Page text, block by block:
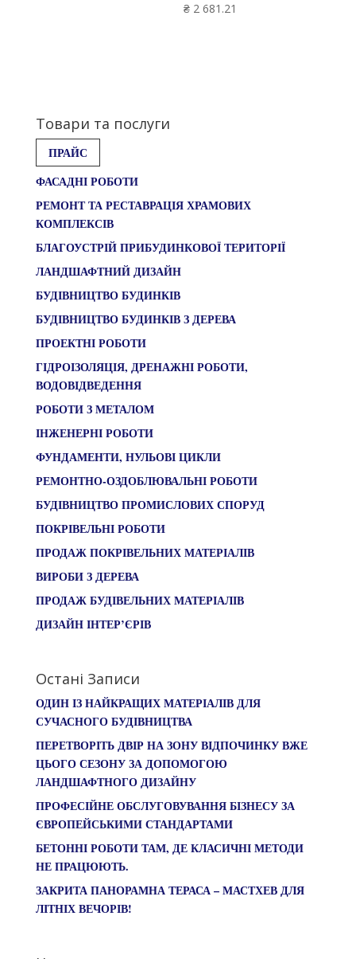
₴ 2 681.21
Товари та послуги
ПРАЙС
ФАСАДНІ РОБОТИ
РЕМОНТ ТА РЕСТАВРАЦІЯ ХРАМОВИХ
КОМПЛЕКСІВ
БЛАГОУСТРІЙ ПРИБУДИНКОВОЇ ТЕРИТОРІЇ
ЛАНДШАФТНИЙ ДИЗАЙН
БУДІВНИЦТВО БУДИНКІВ
БУДІВНИЦТВО БУДИНКІВ З ДЕРЕВА
ПРОЕКТНІ РОБОТИ
ГІДРОІЗОЛЯЦІЯ, ДРЕНАЖНІ РОБОТИ,
ВОДОВІДВЕДЕННЯ
РОБОТИ З МЕТАЛОМ
ІНЖЕНЕРНІ РОБОТИ
ФУНДАМЕНТИ, НУЛЬОВІ ЦИКЛИ
РЕМОНТНО-ОЗДОБЛЮВАЛЬНІ РОБОТИ
БУДІВНИЦТВО ПРОМИСЛОВИХ СПОРУД
ПОКРІВЕЛЬНІ РОБОТИ
ПРОДАЖ ПОКРІВЕЛЬНИХ МАТЕРІАЛІВ
ВИРОБИ З ДЕРЕВА
ПРОДАЖ БУДІВЕЛЬНИХ МАТЕРІАЛІВ
ДИЗАЙН ІНТЕР’ЄРІВ
Остані Записи
ОДИН ІЗ НАЙКРАЩИХ МАТЕРІАЛІВ ДЛЯ
СУЧАСНОГО БУДІВНИЦТВА
ПЕРЕТВОРІТЬ ДВІР НА ЗОНУ ВІДПОЧИНКУ ВЖЕ
ЦЬОГО СЕЗОНУ ЗА ДОПОМОГОЮ
ЛАНДШАФТНОГО ДИЗАЙНУ
ПРОФЕСІЙНЕ ОБСЛУГОВУВАННЯ БІЗНЕСУ ЗА
ЄВРОПЕЙСЬКИМИ СТАНДАРТАМИ
БЕТОННІ РОБОТИ ТАМ, ДЕ КЛАСИЧНІ МЕТОДИ
НЕ ПРАЦЮЮТЬ.
ЗАКРИТА ПАНОРАМНА ТЕРАСА – МАСТХЕВ ДЛЯ
ЛІТНІХ ВЕЧОРІВ!